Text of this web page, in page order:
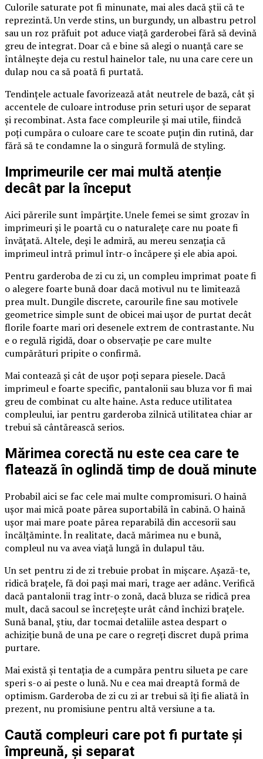
Culorile saturate pot fi minunate, mai ales dacă știi că te
reprezintă. Un verde stins, un burgundy, un albastru petrol
sau un roz prăfuit pot aduce viață garderobei fără să devină
greu de integrat. Doar că e bine să alegi o nuanță care se
întâlnește deja cu restul hainelor tale, nu una care cere un
dulap nou ca să poată fi purtată.
Tendințele actuale favorizează atât neutrele de bază, cât și
accentele de culoare introduse prin seturi ușor de separat
și recombinat. Asta face compleurile și mai utile, fiindcă
poți cumpăra o culoare care te scoate puțin din rutină, dar
fără să te condamne la o singură formulă de styling.
Imprimeurile cer mai multă atenție
decât par la început
Aici părerile sunt împărțite. Unele femei se simt grozav în
imprimeuri și le poartă cu o naturalețe care nu poate fi
învățată. Altele, deși le admiră, au mereu senzația că
imprimeul intră primul într-o încăpere și ele abia apoi.
Pentru garderoba de zi cu zi, un compleu imprimat poate fi
o alegere foarte bună doar dacă motivul nu te limitează
prea mult. Dungile discrete, carourile fine sau motivele
geometrice simple sunt de obicei mai ușor de purtat decât
florile foarte mari ori desenele extrem de contrastante. Nu
e o regulă rigidă, doar o observație pe care multe
cumpărături pripite o confirmă.
Mai contează și cât de ușor poți separa piesele. Dacă
imprimeul e foarte specific, pantalonii sau bluza vor fi mai
greu de combinat cu alte haine. Asta reduce utilitatea
compleului, iar pentru garderoba zilnică utilitatea chiar ar
trebui să cântărească serios.
Mărimea corectă nu este cea care te
flatează în oglindă timp de două minute
Probabil aici se fac cele mai multe compromisuri. O haină
ușor mai mică poate părea suportabilă în cabină. O haină
ușor mai mare poate părea reparabilă din accesorii sau
încălțăminte. În realitate, dacă mărimea nu e bună,
compleul nu va avea viață lungă în dulapul tău.
Un set pentru zi de zi trebuie probat în mișcare. Așază-te,
ridică brațele, fă doi pași mai mari, trage aer adânc. Verifică
dacă pantalonii trag într-o zonă, dacă bluza se ridică prea
mult, dacă sacoul se încrețește urât când închizi brațele.
Sună banal, știu, dar tocmai detaliile astea despart o
achiziție bună de una pe care o regreți discret după prima
purtare.
Mai există și tentația de a cumpăra pentru silueta pe care
speri s-o ai peste o lună. Nu e cea mai dreaptă formă de
optimism. Garderoba de zi cu zi ar trebui să îți fie aliată în
prezent, nu promisiune pentru altă versiune a ta.
Caută compleuri care pot fi purtate și
împreună, și separat